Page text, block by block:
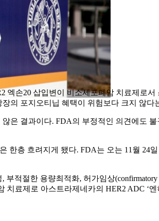
손20 삽입변이 비소세포폐암 치료제로서
장의 포지오티닙 혜택이 위험보다 크지 않다
은 결과이다. FDA의 부정적인 의견에도
한층 흐려지게 됐다. FDA는 오는 11월 24
적절한 용량최적화, 허가임상
제로 아스트라제네카의 HER2 ADC ‘엔허